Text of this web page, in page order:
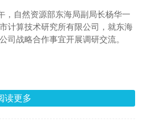
，自然资源部东海局副局长杨华一
计算技术研究所有限公司，就东海
司战略合作事宜开展调研交流。
读更多